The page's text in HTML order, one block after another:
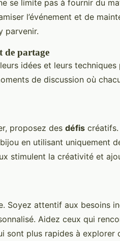
se limite pas à fournir du
l’événement et de
parvenir.
de partage
idées et leurs techniques
de discussion où
proposez des défis créatifs.
en utilisant uniquement
stimulent la créativité et
Soyez attentif aux besoins
Aidez ceux qui
sont plus rapides à explorer